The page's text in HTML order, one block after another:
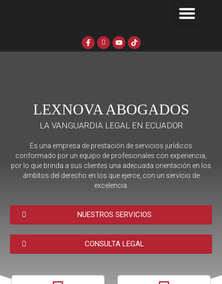
F
a
c
I
c
o
r
a
m
1
Y
o
u
T
i
k
LEXNOVA ABOGADOS
LA VANGUARDIA LEGAL EN ECUADOR
Es una empresa de prestación de servicios jurídicos
conformado por un equipo de profesionales con experiencia,
por lo que brinda a sus clientes una adecuada orientación en los
ámbitos del derecho en los que ejerce, con un servicio de
excelencia.
NUESTROS SERVICIOS
CONSULTA LEGAL